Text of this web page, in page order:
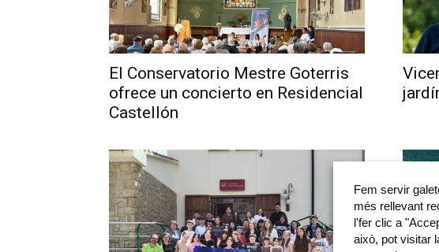
El Conservatorio Mestre Goterris
ofrece un concierto en Residencial
Castellón
Fem servir
més rellevant
l'fer clic a
això, pot visitar